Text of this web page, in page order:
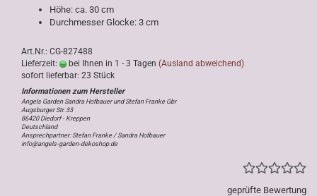
Höhe: ca. 30 cm
Durchmesser Glocke: 3 cm
Art.Nr.: CG-827488
Lieferzeit:
bei Ihnen in 1 - 3 Tagen (Ausland abweichend)
sofort lieferbar: 23 Stück
Angels Garden Sandra Hofbauer und Stefan Franke Gbr
Augsburger Str. 33
86420 Diedorf - Kreppen
Deutschland
Ansprechpartner: Stefan Franke / Sandra Hofbauer
info@angels-garden-dekoshop.de
geprüfte Bewertung